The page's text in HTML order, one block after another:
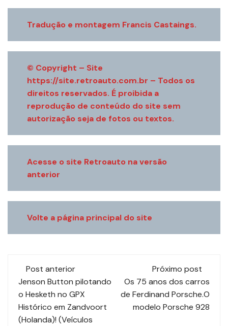
Tradução e montagem Francis Castaings.
© Copyright – Site
https://site.retroauto.com.br – Todos os
direitos reservados. É proibida a
reprodução de conteúdo do site sem
autorização seja de fotos ou textos.
Acesse o site Retroauto na versão
anterior
Volte a página principal do site
Navegação
de
post
Post anterior
Jenson Button pilotando
o Hesketh no GPX
Histórico em Zandvoort
(Holanda)! (Veículos
Próximo post
Os 75 anos dos carros
de Ferdinand Porsche.O
modelo Porsche 928